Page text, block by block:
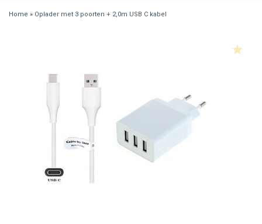
Home » Oplader met 3 poorten + 2,0m USB C kabel